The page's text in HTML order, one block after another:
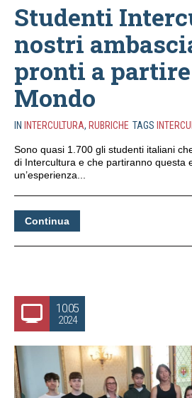
Studenti
nostri
pronti a
Mondo
IN INTERCULTURA, RUBRICHE TAGS
Sono quasi 1.700 gli studenti italiani
di Intercultura e che partiranno questa
un’esperienza...
Continua
10.05
2024